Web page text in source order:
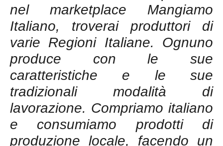
nel marketplace Mangiamo
Italiano, troverai produttori di
varie Regioni Italiane. Ognuno
produce con le sue
caratteristiche e le sue
tradizionali modalità di
lavorazione. Compriamo italiano
e consumiamo prodotti di
produzione locale, facendo un